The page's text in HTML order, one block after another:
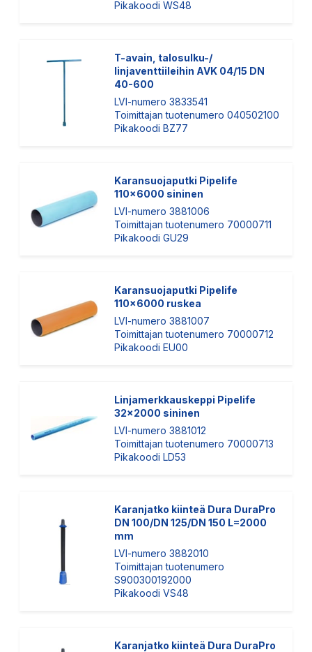
Pikakoodi WS48
T-avain, talosulku-/
linjaventtiileihin AVK 04/15 DN
40-600
LVI-numero 3833541
Toimittajan tuotenumero 040502100
Pikakoodi BZ77
Karansuojaputki Pipelife
110x6000 sininen
LVI-numero 3881006
Toimittajan tuotenumero 70000711
Pikakoodi GU29
Karansuojaputki Pipelife
110x6000 ruskea
LVI-numero 3881007
Toimittajan tuotenumero 70000712
Pikakoodi EU00
Linjamerkkauskeppi Pipelife
32x2000 sininen
LVI-numero 3881012
Toimittajan tuotenumero 70000713
Pikakoodi LD53
Karanjatko kiinteä Dura DuraPro
DN 100/DN 125/DN 150 L=2000
mm
LVI-numero 3882010
Toimittajan tuotenumero
S900300192000
Pikakoodi VS48
Karanjatko kiinteä Dura DuraPro